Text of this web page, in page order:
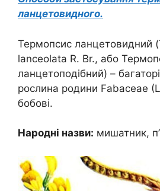
ланцетовидного.
Термопсис ланцетовидний
lanceolata R. Br., або
ланцетоподібний) –
рослина родини Fabaceae
бобові.
Народні назви: мишатник,